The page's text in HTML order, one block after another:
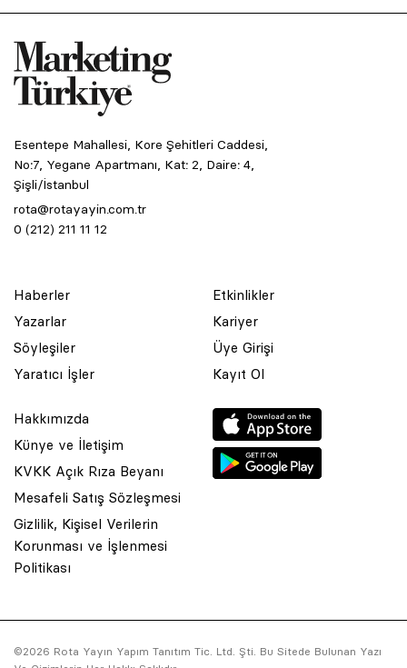
Esentepe Mahallesi, Kore Şehitleri Caddesi,
No:7, Yegane Apartmanı, Kat: 2, Daire: 4,
Şişli/İstanbul
rota@rotayayin.com.tr
0 (212) 211 11 12
Haberler
Yazarlar
Söyleşiler
Yaratıcı İşler
Etkinlikler
Kariyer
Üye Girişi
Kayıt Ol
Hakkımızda
Künye ve İletişim
KVKK Açık Rıza Beyanı
Mesafeli Satış Sözleşmesi
Gizlilik, Kişisel Verilerin
Korunması ve İşlenmesi
Politikası
©2026 Rota Yayın Yapım Tanıtım Tic. Ltd. Şti. Bu Sitede Bulunan Yazı
© 2001 Rota Yayın Yapım Tanıtım Tic. Ltd. Şti. Bu Sitede Bulunan
Asquared WordPress Agencytarafından tasarlanmış ve